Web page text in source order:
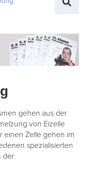
gehen aus der
von Eizelle
einen Zelle gehen im
spezialisierten
der